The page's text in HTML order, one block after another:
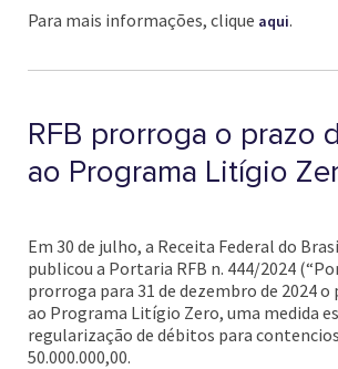
Para mais informações, clique aqui.
RFB prorroga o prazo
ao Programa Litígio
Em 30 de julho, a Receita Federal do
publicou a Portaria RFB n. 444/2024
prorroga para 31 de dezembro de 2024 o
ao Programa Litígio Zero, uma medida
regularização de débitos para
50.000.000,00.